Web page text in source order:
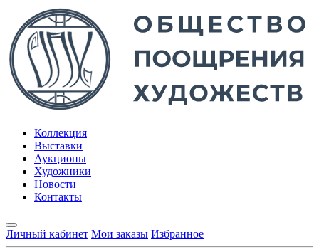
Коллекция
Выставки
Аукционы
Художники
Новости
Контакты
Личный кабинет Мои заказы Избранное